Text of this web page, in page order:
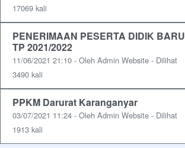
17069 kali
PENERIMAAN PESERTA DIDIK BARU
TP 2021/2022
11/06/2021 21:10 - Oleh Admin Website - Dilihat
3490 kali
PPKM Darurat Karanganyar
03/07/2021 11:24 - Oleh Admin Website - Dilihat
1913 kali